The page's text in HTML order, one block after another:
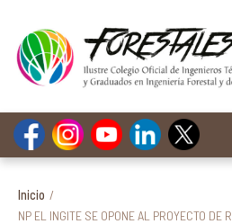
Inicio /
NP EL INGITE SE OPONE AL PROYECTO DE